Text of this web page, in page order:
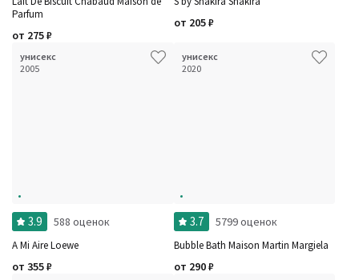
Parfum
от 275₽
от 205₽
унисекс
2005
3.9 588 оценок
A Mi Aire Loewe
от 355₽
унисекс
2020
3.7 5799 оценок
Bubble Bath Maison Martin Margiela
от 290₽